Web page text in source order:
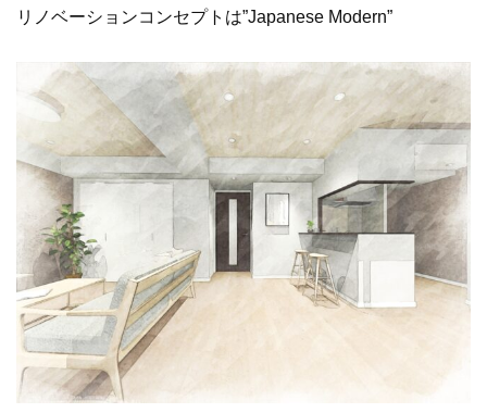
リノベーションコンセプトは”Japanese Modern”